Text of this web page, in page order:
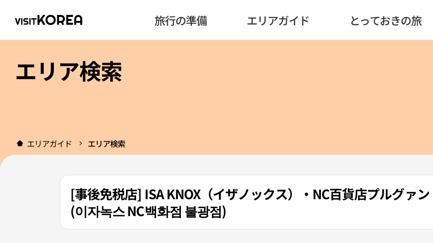
旅行の準備 エリアガイド とっておきの旅
エリア検索
エリアガイド エリア検索
[事後免税店] ISA KNOX（イザノックス）・NC百貨店プルグァ
(이자녹스 NC백화점 불광점)